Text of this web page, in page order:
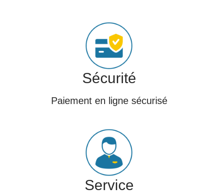
Sécurité
Paiement en ligne sécurisé
Service